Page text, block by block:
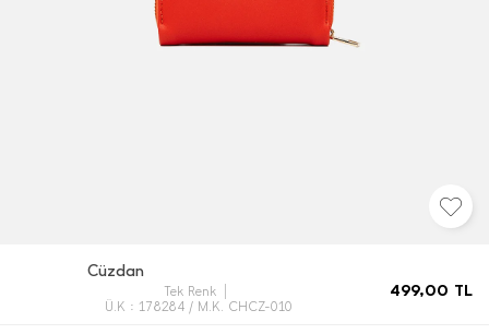
Cüzdan
Tek Renk
Ü.K : 178284 / M.K. CHCZ-010
499,00 TL